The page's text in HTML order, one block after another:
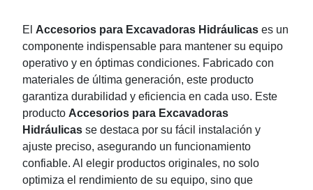
El Accesorios para Excavadoras Hidráulicas es un
componente indispensable para mantener su equipo
operativo y en óptimas condiciones. Fabricado con
materiales de última generación, este producto
garantiza durabilidad y eficiencia en cada uso. Este
producto Accesorios para Excavadoras
Hidráulicas se destaca por su fácil instalación y
ajuste preciso, asegurando un funcionamiento
confiable. Al elegir productos originales, no solo
optimiza el rendimiento de su equipo, sino que